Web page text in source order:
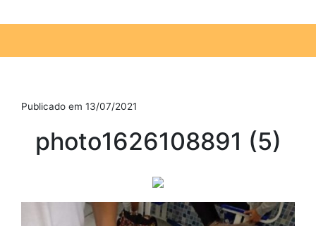
Publicado em 13/07/2021
photo1626108891 (5)